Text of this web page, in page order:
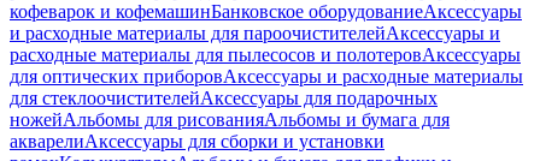
кофеварок и кофемашинБанковское оборудованиеАксессуары
и расходные материалы для пароочистителейАксессуары и
расходные материалы для пылесосов и полотеровАксессуары
для оптических приборовАксессуары и расходные материалы
для стеклоочистителейАксессуары для подарочных
ножейАльбомы для рисованияАльбомы и бумага для
акварелиАксессуары для сборки и установки